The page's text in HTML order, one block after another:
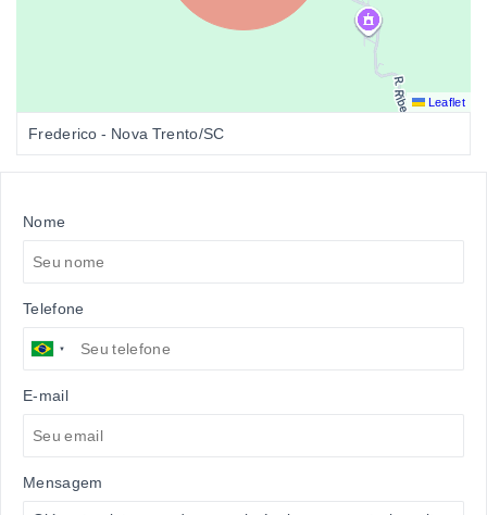
Leaflet
Frederico - Nova Trento/SC
Nome
Telefone
E-mail
Mensagem